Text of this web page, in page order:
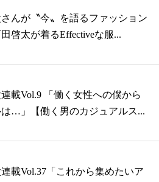
んが〝今〟を語るファッション
啓太が着るEffectiveな服...
載Vol.9 「働く女性への僕から
…」【働く男のカジュアルス...
載Vol.37「これから集めたいア